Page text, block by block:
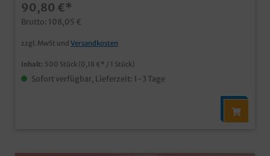
Verschließen (auch mit Handverschließmaschine) und
sicherer Transport (stapelbar) mit passendem
Aluminiumdeckel oder Klarsicht Schnappdeckel
verschließbar
90,80 €*
Brutto: 108,05 €
zzgl. MwSt und Versandkosten
Inhalt: 500 Stück (0,18 €* / 1 Stück)
Sofort verfügbar, Lieferzeit: 1-3 Tage